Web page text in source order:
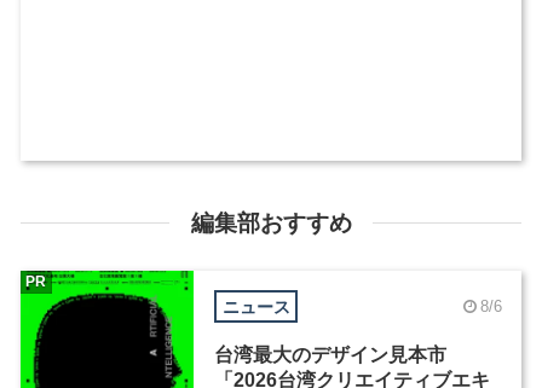
編集部おすすめ
ニュース 8/6
台湾最大のデザイン見本市
「2026台湾クリエイティブエキ
PR